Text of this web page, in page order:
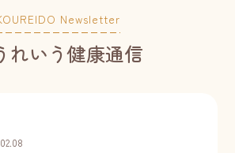
Newsletter
れいう健康通信